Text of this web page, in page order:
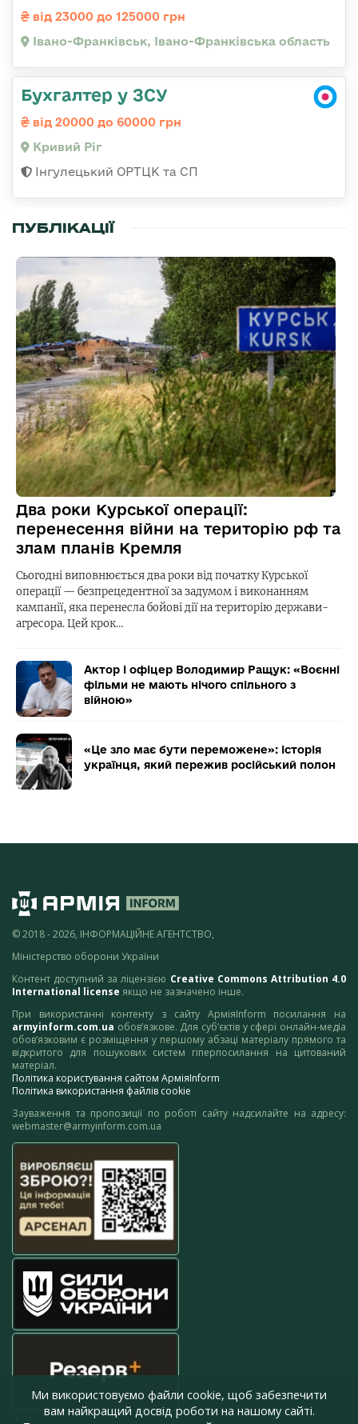
від 23000 до 125000 грн
Івано-Франківськ, Івано-Франківська область
Бухгалтер у ЗСУ
від 20000 до 60000 грн
Кривий Ріг
Інгулецький ОРТЦК та СП
ПУБЛІКАЦІЇ
Два роки Курської операції:
перенесення війни на територію рф та
злам планів Кремля
Сьогодні виповнюється два роки від початку Курської
операції — безпрецедентної за задумом і виконанням
кампанії, яка перенесла бойові дії на територію держави-
агресора. Цей крок…
Актор і офіцер Володимир Ращук: «Воєнні
фільми не мають нічого спільного з
війною»
«Це зло має бути переможене»: історія
українця, який пережив російський полон
© 2018 - 2026, ІНФОРМАЦІЙНЕ АГЕНТСТВО,
Міністерство оборони України
Контент доступний за ліцензією Creative Commons Attribution 4.0
International license якщо не зазначено інше.
При використанні контенту з сайту АрміяInform посилання на
armyinform.com.ua обов’язкове. Для суб’єктів у сфері онлайн-медіа
обов’язковим є розміщення у першому абзаці матеріалу прямого та
відкритого для пошукових систем гіперпосилання на цитований
матеріал.
Політика користування сайтом АрміяInform
Політика використання файлів cookie
Зауваження та пропозиції по роботі сайту надсилайте на адресу:
webmaster@armyinform.com.ua
Ми використовуємо файли cookie, щоб забезпечити
вам найкращий досвід роботи на нашому сайті.